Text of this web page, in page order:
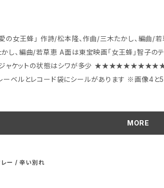
女王蜂」 作詩/松本隆、作曲/三木たかし、編曲/若草恵 B面 「少女夜曲」 作詩/松本
は東宝映画「女王蜂」智子のテーマ 1978年、定価600円、キング、番号GK
ーベルとレコード袋にシールがあります ※画
MORE
レー / 辛い別れ